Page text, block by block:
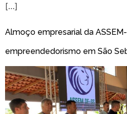
[…]
Almoço empresarial da
empreendedorismo em São